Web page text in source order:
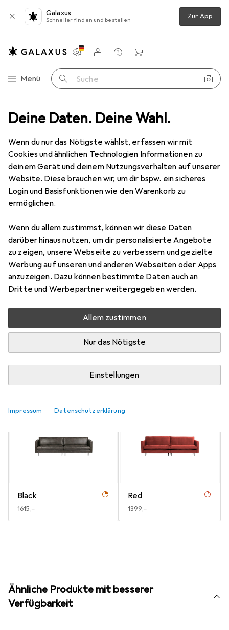
Deine Daten. Deine Wahl.
Wenn du nur das Nötigste wählst, erfassen wir mit
Cookies und ähnlichen Technologien Informationen zu
deinem Gerät und deinem Nutzungsverhalten auf unserer
Website. Diese brauchen wir, um dir bspw. ein sicheres
Login und Basisfunktionen wie den Warenkorb zu
ermöglichen.
Wenn du allem zustimmst, können wir diese Daten
darüber hinaus nutzen, um dir personalisierte Angebote
zu zeigen, unsere Webseite zu verbessern und gezielte
Werbung auf unseren und anderen Webseiten oder Apps
anzuzeigen. Dazu können bestimmte Daten auch an
Dritte und Werbepartner weitergegeben werden.
Allem zustimmen
Nur das Nötigste
Einstellungen
Impressum Datenschutzerklärung
Galaxus
Schneller finden und bestellen Zur App
Navigation nach Kategorien
Menü Suche
Einstellungen
Kundenkonto
Vergleichslisten
Merklisten
Warenkorb
Möbel Wohnzimmer Sofa + Bettsofa
7 Bilder
WooodRodeo
3-Sitzer
9
Bewertungen Marke
Mehr von Woood
Aktuell nicht lieferbar
Benachrichtigen, wenn lieferbar
Vergleichen Merken
Black
EUR
1615,–
Red
EUR
1399,–
Ähnliche Produkte mit besserer
Verfügbarkeit